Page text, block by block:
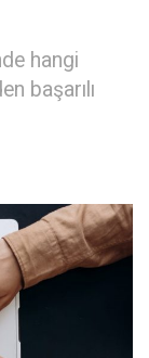
hangi
başarılı